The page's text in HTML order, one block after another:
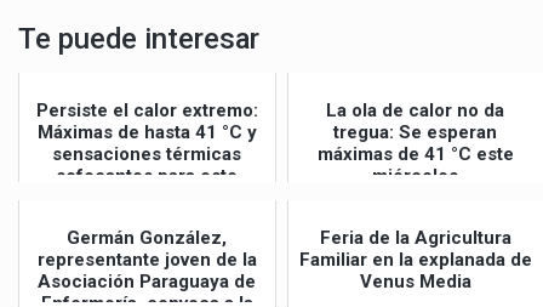
Te puede interesar
Persiste el calor extremo:
Máximas de hasta 41 °C y
sensaciones térmicas
sofocantes para este
La ola de calor no da
tregua: Se esperan
máximas de 41 °C este
miércoles
Germán González,
representante joven de la
Asociación Paraguaya de
Feria de la Agricultura
Familiar en la explanada de
Venus Media